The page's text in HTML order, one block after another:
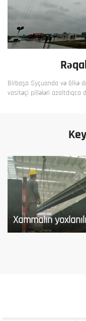
Birbaşa Syçuanda və ölkə
vasitəçi pillələri azaltdıqca
Xammalın